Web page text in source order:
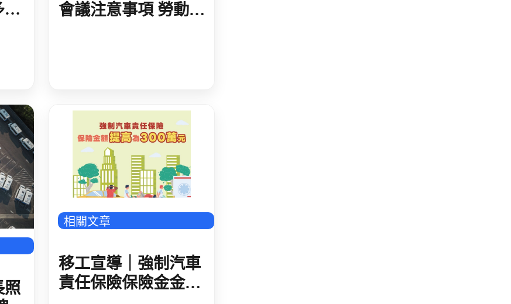
方
會議注意事項 勞動部
照
相關文章
移工宣導｜強制汽車
責任保險保險金金額